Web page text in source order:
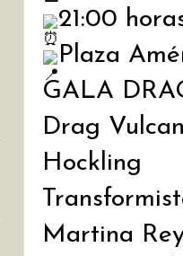
21:00
Plaza
GALA
Drag
Hockling
Martina